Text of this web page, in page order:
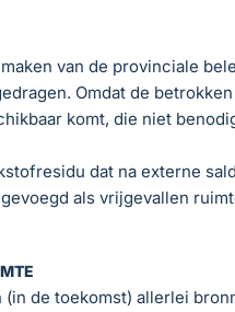
van de provinciale
Omdat de
komt, die niet
dat na externe
als vrijgevallen
(in de toekomst) allerlei